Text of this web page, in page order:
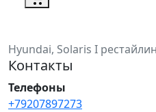
Hyundai, Solaris I
Контакты
Телефоны
+79207897273